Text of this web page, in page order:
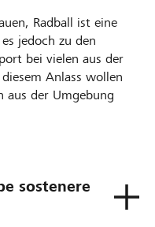
Radball ist eine
jedoch zu den
bei vielen aus der
Anlass wollen
aus der Umgebung
sostenere